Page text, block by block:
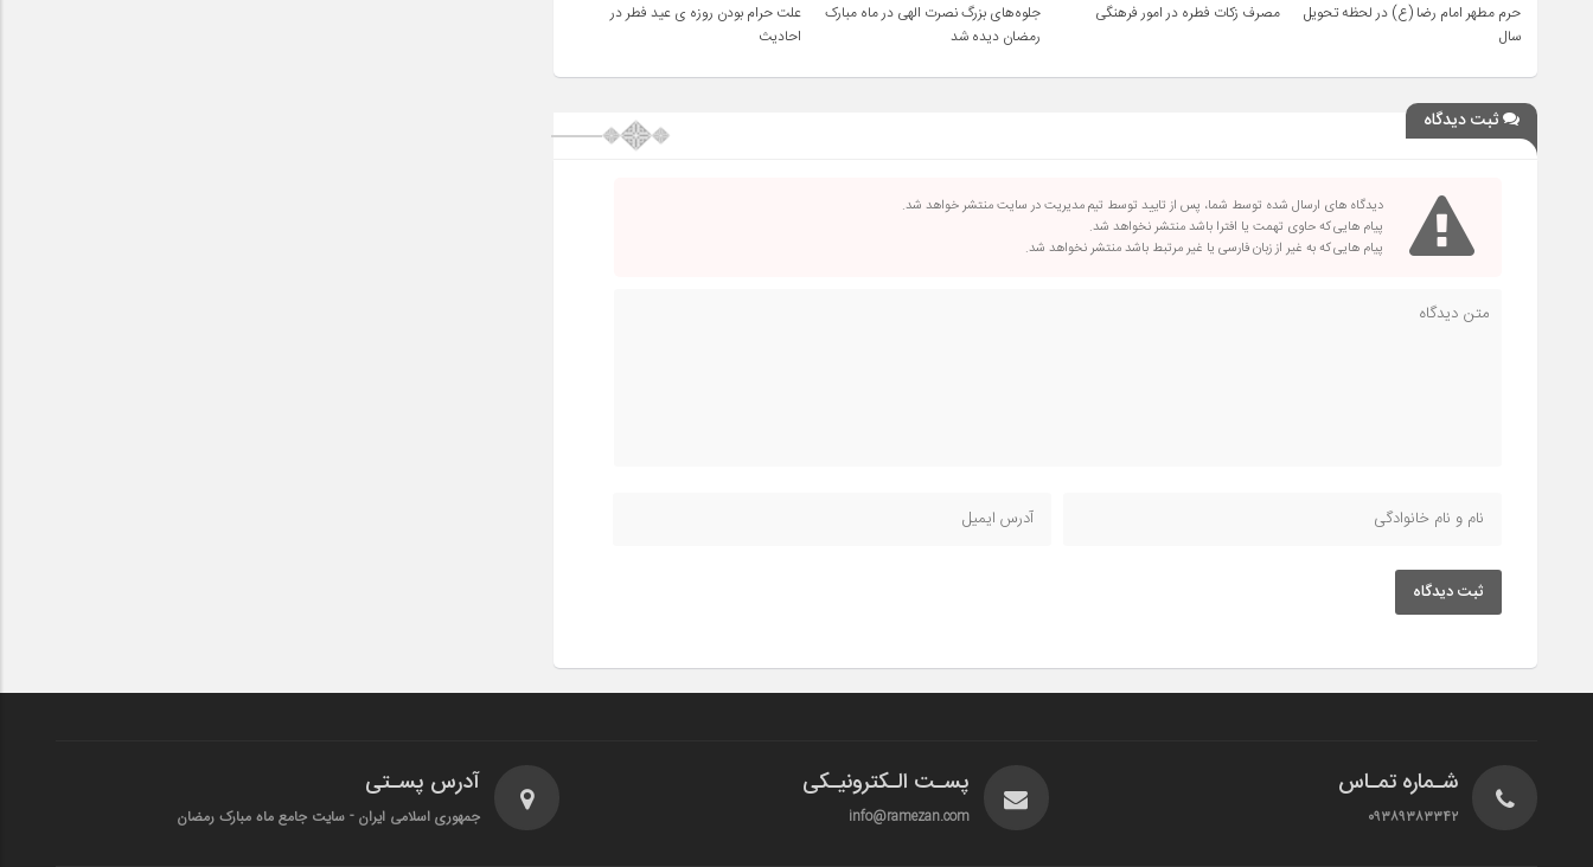
حرم مطهر امام رضا (ع) در لحظه تحویل
سال
مصرف زکات فطره در امور فرهنگی
جلوه‌های بزرگ نصرت الهی در ماه مبارک
رمضان دیده شد
علت حرام بودن روزه ی عید فطر در
احادیث
ثبت دیدگاه
دیدگاه های ارسال شده توسط شما، پس از تایید توسط تیم مدیریت در سایت منتشر خواهد شد.
پیام هایی که حاوی تهمت یا افترا باشد منتشر نخواهد شد.
پیام هایی که به غیر از زبان فارسی یا غیر مرتبط باشد منتشر نخواهد شد.
ثبت دیدگاه
شـماره تمـاس
۰۹۳۸۹۳۸۳۳۴۲
پسـت الـکترونیـکی
info@ramezan.com
آدرس پسـتی
جمهوری اسلامی ایران - سایت جامع ماه مبارک رمضان